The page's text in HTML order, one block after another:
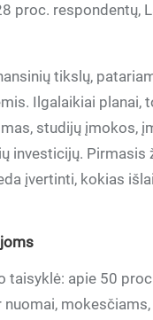
proc. respondentų,
tikslų,
Ilgalaikiai planai,
studijų įmokos,
investicijų.
įvertinti, kokias
taisyklė: apie 50